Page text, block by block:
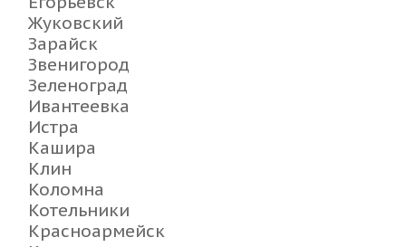
Жуковский
Зарайск
Звенигород
Зеленоград
Ивантеевка
Истра
Кашира
Клин
Коломна
Котельники
Красноармейск